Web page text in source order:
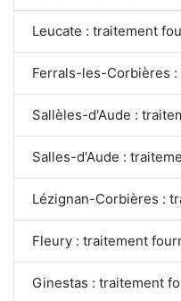
Leucate : traitement
Ferrals-les-Corbières
Sallèles-d'Aude :
Salles-d'Aude :
Lézignan-Corbières :
Fleury : traitement
Ginestas : traitement